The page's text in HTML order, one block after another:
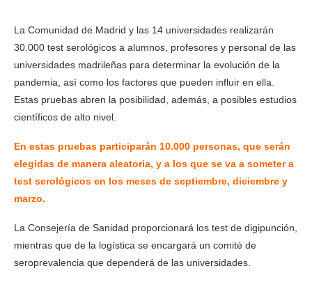
La Comunidad de Madrid y las 14 universidades realizarán
30.000 test serológicos a alumnos, profesores y personal de las
universidades madrileñas para determinar la evolución de la
pandemia, así como los factores que pueden influir en ella.
Estas pruebas abren la posibilidad, además, a posibles estudios
científicos de alto nivel.
En estas pruebas participarán 10.000 personas, que serán
elegidas de manera aleatoria, y a los que se va a someter a
test serológicos en los meses de septiembre, diciembre y
marzo.
La Consejería de Sanidad proporcionará los test de digipunción,
mientras que de la logística se encargará un comité de
seroprevalencia que dependerá de las universidades.